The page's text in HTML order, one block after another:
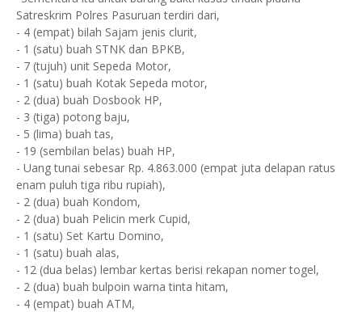
Satreskrim Polres Pasuruan terdiri dari,
- 4 (empat) bilah Sajam jenis clurit,
- 1 (satu) buah STNK dan BPKB,
- 7 (tujuh) unit Sepeda Motor,
- 1 (satu) buah Kotak Sepeda motor,
- 2 (dua) buah Dosbook HP,
- 3 (tiga) potong baju,
- 5 (lima) buah tas,
- 19 (sembilan belas) buah HP,
- Uang tunai sebesar Rp. 4.863.000 (empat juta delapan ratus
enam puluh tiga ribu rupiah),
- 2 (dua) buah Kondom,
- 2 (dua) buah Pelicin merk Cupid,
- 1 (satu) Set Kartu Domino,
- 1 (satu) buah alas,
- 12 (dua belas) lembar kertas berisi rekapan nomer togel,
- 2 (dua) buah bulpoin warna tinta hitam,
- 4 (empat) buah ATM,